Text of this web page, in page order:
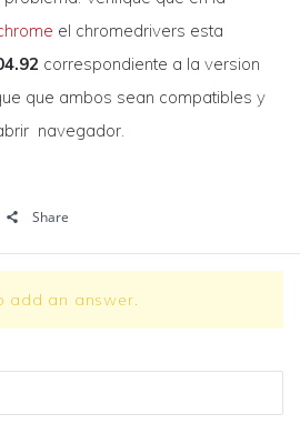
el chromedrivers esta
correspondiente a la version
que ambos sean compatibles y
navegador.
Share
add an answer.